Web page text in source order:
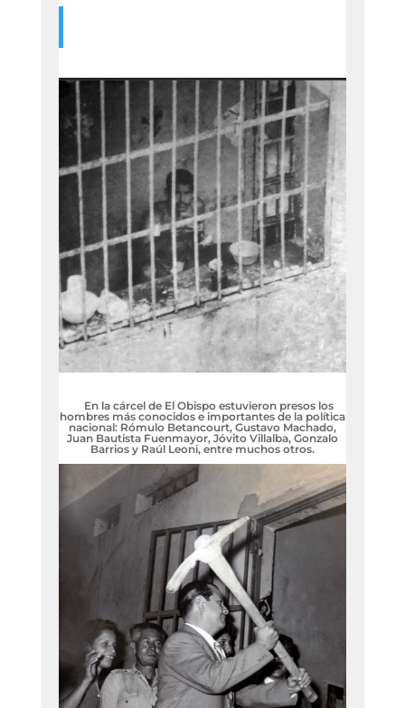
En la cárcel de El Obispo estuvieron presos los
hombres más conocidos e importantes de la política
nacional: Rómulo Betancourt, Gustavo Machado,
Juan Bautista Fuenmayor, Jóvito Villalba, Gonzalo
Barrios y Raúl Leoni, entre muchos otros.